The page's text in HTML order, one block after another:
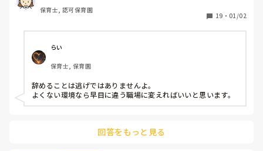
保護者子どもの愚痴悪口が多く、
今で言う不適切保育も
仕方ないよね
もう何も言わずに
子どもの言いなりになればいいんだね
などいう意見で…
上の先生に相談することは難しそうです。
最後の職場にしようと思っていましたが
保育士, 認可保育園
19 ・ 01/02
らい
保育士, 保育園
辞めることは逃げではありませんよ。
よくない環境なら早目に違う職場に変えればいいと思います。
回答をもっと見る